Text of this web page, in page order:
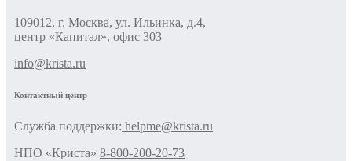
109012, г. Москва, ул. Ильинка, д.4,
центр «Капитал», офис 303
info@krista.ru
Контактный центр
Cлужба поддержки: helpme@krista.ru
НПО «Криста» 8-800-200-20-73